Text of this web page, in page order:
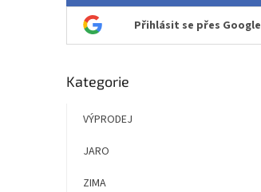
Přihlásit se přes Google
Přeskočit
Kategorie
VÝPRODEJ
JARO
ZIMA